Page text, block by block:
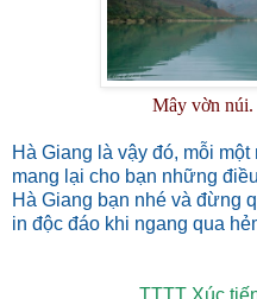
Mây vờn
Hà Giang là vậy đó, mỗi
mang lại cho bạn những
Hà Giang bạn nhé và đừng
in độc đáo khi ngang qua
TTTT Xúc